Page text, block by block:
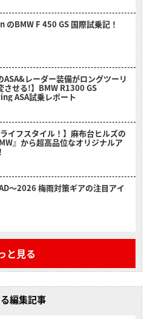
BMW F 450 GS 国際試乗記！
ASA&レーダー装備がロングツーリ
させる!】BMW R1300 GS
ASA試乗レポート
イフスタイル！】麻布台ヒルズの
』から超高品位なオリジナルア
〜2026 梅雨対策ギアの注目アイ
と見る
編集記事